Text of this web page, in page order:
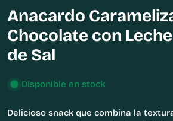
Anacardo
Chocolate con
de Sal
Disponible en stock
Delicioso snack que combina la